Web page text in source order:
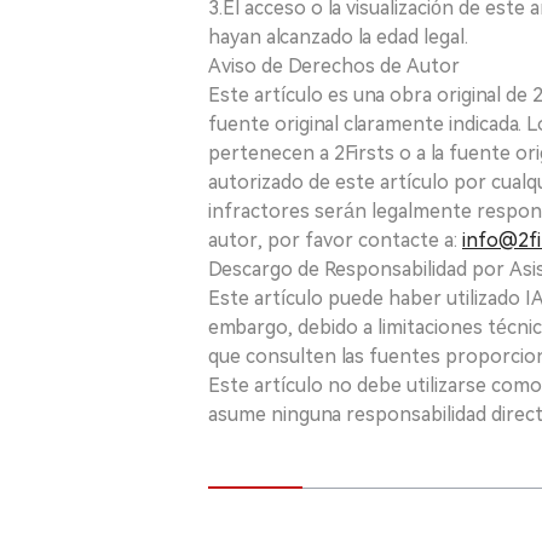
3.El acceso o la visualización de
hayan alcanzado la edad legal.
Aviso de Derechos de Autor
Este artículo es una obra original
fuente original claramente indicada.
pertenecen a 2Firsts o a la fuente
autorizado de este artículo por
infractores serán legalmente
autor, por favor contacte a:
Descargo de Responsabilidad por
Este artículo puede haber utilizado
embargo, debido a limitaciones
que consulten las fuentes
Este artículo no debe utilizarse
asume ninguna responsabilidad